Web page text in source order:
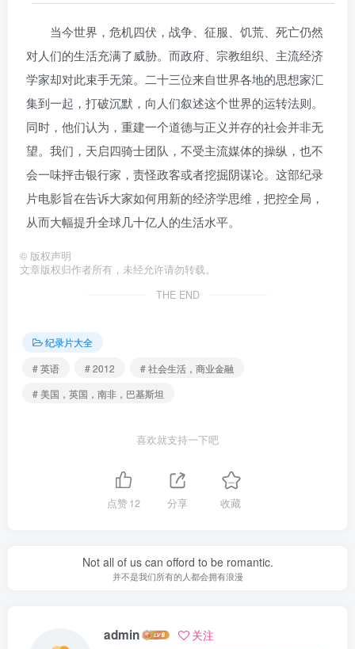
当今世界，危机四伏，战争、征服、饥荒、死亡仍然
对人们的生活充满了威胁。而政府、宗教组织、主流经济
学家却对此束手无策。二十三位来自世界各地的思想家汇
集到一起，打破沉默，向人们叙述这个世界的运转法则。
同时，他们认为，重建一个道德与正义并存的社会并非无
望。我们，天启四骑士团队，不受主流媒体的操纵，也不
会一味抨击银行家，责怪政客或者挖掘阴谋论。这部纪录
片电影旨在告诉大家如何用新的经济学思维，把控全局，
从而大幅提升全球几十亿人的生活水平。
© 版权声明
文章版权归作者所有，未经允许请勿转载。
THE END
纪录片大全
# 英语
# 2012
# 社会生活，商业金融
# 美国，英国，南非，巴基斯坦
喜欢就支持一下吧
点赞12 分享 收藏
Not all of us can offord to be romantic.
并不是我们所有的人都会拥有浪漫
admin 关注